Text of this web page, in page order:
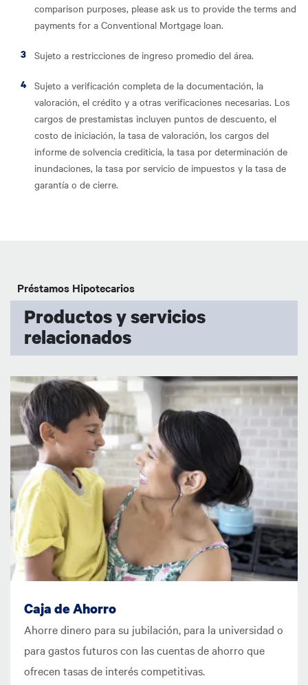
comparison purposes, please ask us to provide the terms and
payments for a Conventional Mortgage loan.
Sujeto a restricciones de ingreso promedio del área.
Sujeto a verificación completa de la documentación, la
valoración, el crédito y a otras verificaciones necesarias. Los
cargos de prestamistas incluyen puntos de descuento, el
costo de iniciación, la tasa de valoración, los cargos del
informe de solvencia crediticia, la tasa por determinación de
inundaciones, la tasa por servicio de impuestos y la tasa de
garantía o de cierre.
Préstamos Hipotecarios
Productos y servicios
relacionados
Imagen
Caja de Ahorro
Ahorre dinero para su jubilación, para la universidad o
para gastos futuros con las cuentas de ahorro que
ofrecen tasas de interés competitivas.